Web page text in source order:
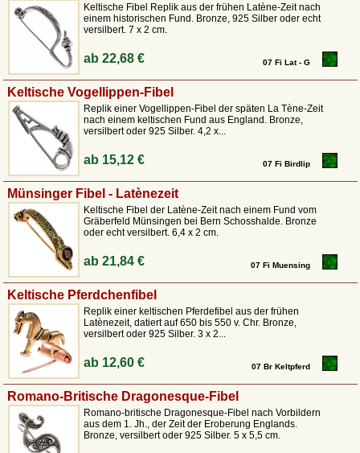
der Gesellschaft.
Heute verbinden authentische Repliken historische Genauigkeit mit
praktischer Tragbarkeit. Sie eignen sich ideal für anspruchsvolles Kelten-
Reenactment, für LARP oder museale Darstellungen. Gleichzeitig wirken
sie als ausdrucksstarke Brosche im Alltag und verleihen moderner
Kleidung einen Hauch antiker Eleganz.
Wer eine keltische Gewandspange trägt, entscheidet sich nicht nur für ein
Schmuckstück, sondern für ein Stück lebendige Geschichte.
Keltische Fibel Replik aus der frühen Latène-Zeit nach
einem historischen Fund. Bronze, 925 Silber oder echt
versilbert. 7 x 2 cm.
ab22,68 € 07 Fi Lat - G
Keltische Vogellippen-Fibel
Replik einer Vogellippen-Fibel der späten La Tène-Zeit
nach einem keltischen Fund aus England. Bronze,
versilbert oder 925 Silber. 4,2 x...
ab 15,12 € 07 Fi Birdlip
Münsinger Fibel - Latènezeit
Keltische Fibel der Latène-Zeit nach einem Fund vom
Gräberfeld Münsingen bei Bern Schosshalde. Bronze
oder echt versilbert. 6,4 x 2 cm.
ab21,84 € 07 Fi Muensing
Keltische Pferdchenfibel
Replik einer keltischen Pferdefibel aus der frühen
Latènezeit, datiert auf 650 bis 550 v. Chr. Bronze,
versilbert oder 925 Silber. 3 x 2...
ab 12,60 € 07 Br Keltpferd
Romano-Britische Dragonesque-Fibel
Romano-britische Dragonesque-Fibel nach Vorbildern
aus dem 1. Jh., der Zeit der Eroberung Englands.
Bronze, versilbert oder 925 Silber. 5 x 5,5 cm.